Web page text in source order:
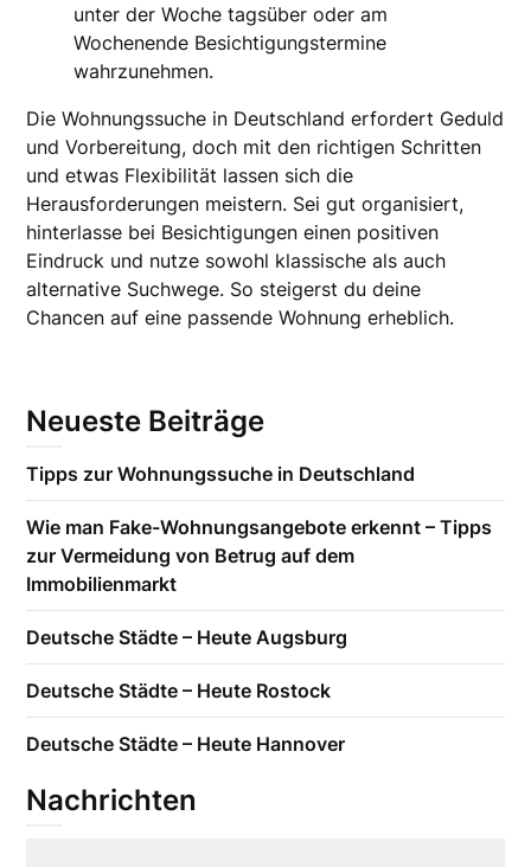
unter der Woche tagsüber oder am
Wochenende Besichtigungstermine
wahrzunehmen.
Die Wohnungssuche in Deutschland erfordert Geduld
und Vorbereitung, doch mit den richtigen Schritten
und etwas Flexibilität lassen sich die
Herausforderungen meistern. Sei gut organisiert,
hinterlasse bei Besichtigungen einen positiven
Eindruck und nutze sowohl klassische als auch
alternative Suchwege. So steigerst du deine
Chancen auf eine passende Wohnung erheblich.
Neueste Beiträge
Tipps zur Wohnungssuche in Deutschland
Wie man Fake-Wohnungsangebote erkennt – Tipps
zur Vermeidung von Betrug auf dem
Immobilienmarkt
Deutsche Städte – Heute Augsburg
Deutsche Städte – Heute Rostock
Deutsche Städte – Heute Hannover
Nachrichten